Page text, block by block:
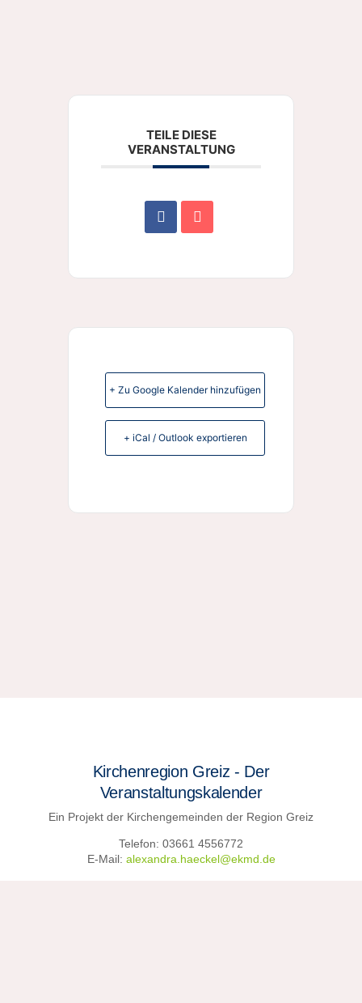
TEILE DIESE
VERANSTALTUNG
+ Zu Google Kalender hinzufügen
+ iCal / Outlook exportieren
Kirchenregion Greiz - Der
Veranstaltungskalender
Ein Projekt der Kirchengemeinden der Region Greiz
Telefon: 03661 4556772
E-Mail: alexandra.haeckel@ekmd.de